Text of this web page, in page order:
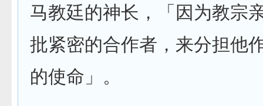
马教廷的神长，「因为教宗
批紧密的合作者，来分担他
的使命」。